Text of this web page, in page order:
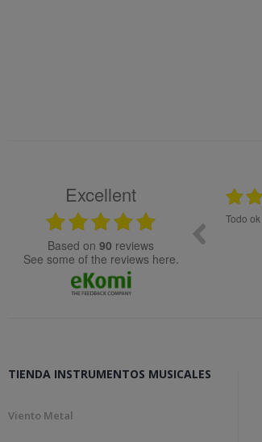
Excellent
based on 90 reviews
see some of the reviews here.
rapidesa en la gestió de la comanda. Todo ok
TIENDA INSTRUMENTOS MUSICALES
Viento Metal